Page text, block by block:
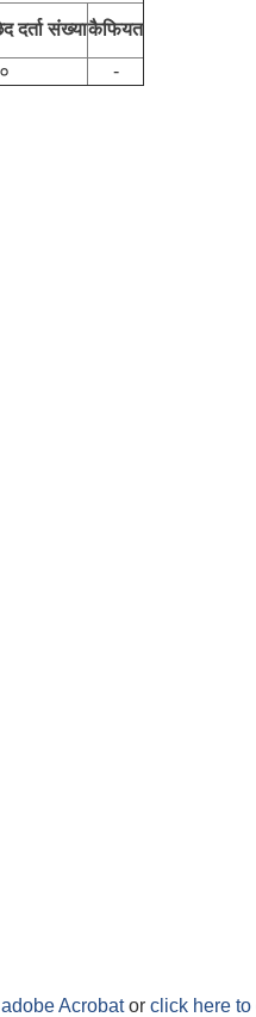
दर्ता संख्याकैफियत
०
-
Acrobator click here